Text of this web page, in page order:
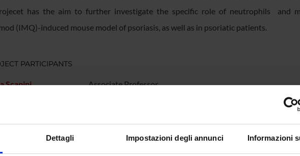
Dettagli Impostazioni degli annunci Informazioni
has the aim to further investigate the specific role of neutrophils and
(IMQ)-induced mouse model of psoriasis, as well as in psoriatic patients.
PARTICIPANTS
Scapini Associate Professor
A. CASSATELLA
UNIVERSITA' DI
GIAMPIERO